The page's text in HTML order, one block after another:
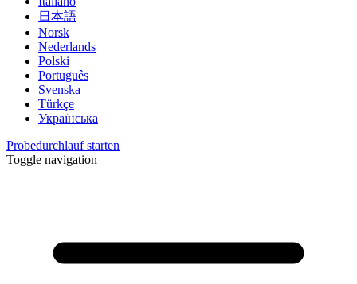
日本語
Norsk
Nederlands
Polski
Português
Svenska
Türkçe
Українська
Probedurchlauf starten
Toggle navigation